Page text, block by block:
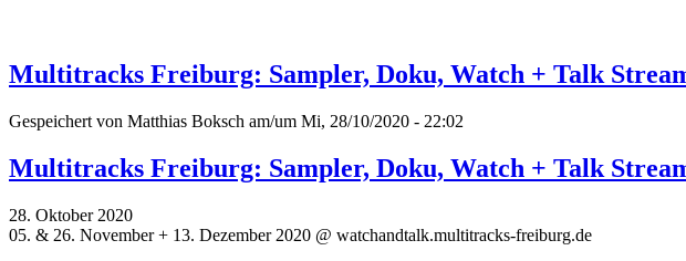
Multitracks Freiburg: Sampler, Doku, Watch + Talk
Gespeichert von Matthias Boksch am/um Mi, 28/10/2020 - 22:02
Multitracks Freiburg: Sampler, Doku, Watch + Talk
28. Oktober 2020
05. & 26. November + 13. Dezember 2020 @ watchandtalk.multitracks-freiburg.de